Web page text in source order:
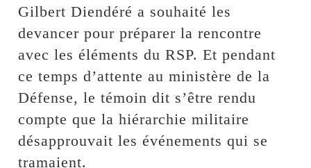
Gilbert Diendéré a souhaité les
devancer pour préparer la rencontre
avec les éléments du RSP. Et pendant
ce temps d’attente au ministère de la
Défense, le témoin dit s’être rendu
compte que la hiérarchie militaire
désapprouvait les événements qui se
tramaient.